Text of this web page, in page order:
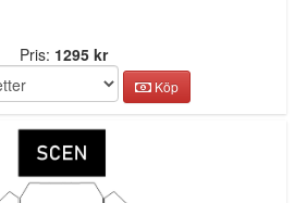
Pris: 1295 kr
Köp